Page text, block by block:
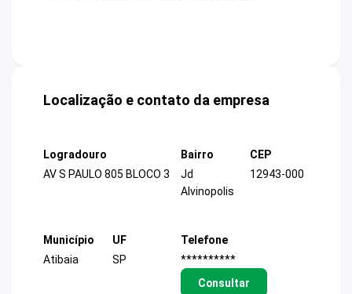
Localização e contato da empresa
Logradouro
AV S PAULO 805 BLOCO 3
Bairro
Jd
Alvinopolis
CEP
12943-000
Município
Atibaia
UF
SP
Telefone
**********
Consultar